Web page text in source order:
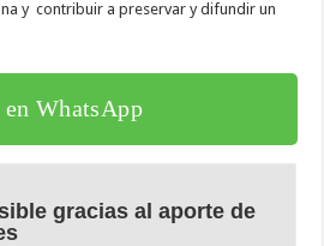
y contribuir a preservar y difundir un
WhatsApp
gracias al aporte de